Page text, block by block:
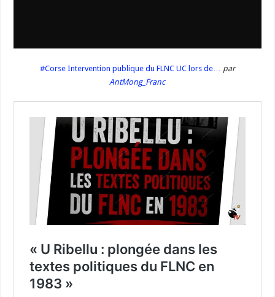
#Corse Intervention publique du FLNC UC lors de…
par
AntMong_Franc